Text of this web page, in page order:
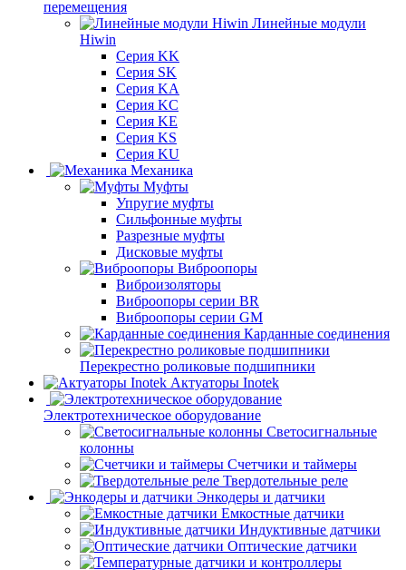
перемещения
Линейные модули
Hiwin
Серия KK
Серия SK
Серия KA
Серия KC
Серия KE
Серия KS
Серия KU
Механика
Муфты
Упругие муфты
Сильфонные муфты
Разрезные муфты
Дисковые муфты
Виброопоры
Виброизоляторы
Виброопоры серии BR
Виброопоры серии GM
Карданные соединения
Перекрестно роликовые подшипники
Актуаторы Inotek
Электротехническое оборудование
Светосигнальные
колонны
Счетчики и таймеры
Твердотельные реле
Энкодеры и датчики
Емкостные датчики
Индуктивные датчики
Оптические датчики